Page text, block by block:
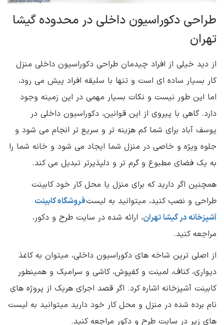
طراحی دکوراسیون داخلی در محدوده گیشا
تهران
از دید خیلی از افراد چیدمان طراحی دکوراسیون داخلی منزل
کار بسیار ساده ای است و تنها با سلیقه افراد پیش می رود،
اما این طور نیست و نکات بسیار مهمی در این زمینه وجود
دارد. گاهی با پیروی از این قوانین، دکوراسیون داخلی در
یوسف آباد برای شما کم هزینه تر و سریع تر انجام می شود و
جلوه ویژه و خاصی در منزل شما ایجاد می شود و خانه شما را
به یک فضای مطبوع و گرم تر و دلپذیرتر تبدیل می کند.
همچنین اگر دارید که برای منزل یا محل کار خود کابینت
طراحی و نصب کنید، میتوانید به لیستفروشگاه کابینت
آشپزخانه در گیشا تهران، ارائه شده در سایت طرح و دکور،
مراجعه کنید.
از اصلی ترین شاخه های دکوراسیون داخلی، میتوان به کاغذ
دیواری، کناف، لمینت و کفپوش، کاشی و سرامیک و همینطور
کابینت آشپزخانه اشاره کرد. اگر قصد اجرای هریک از پروژه های
نام برده شده در منزل و محل کار خود دارید میتوانید به لیست
های زیر در سایت طرح و دکور مراجعه کنید.